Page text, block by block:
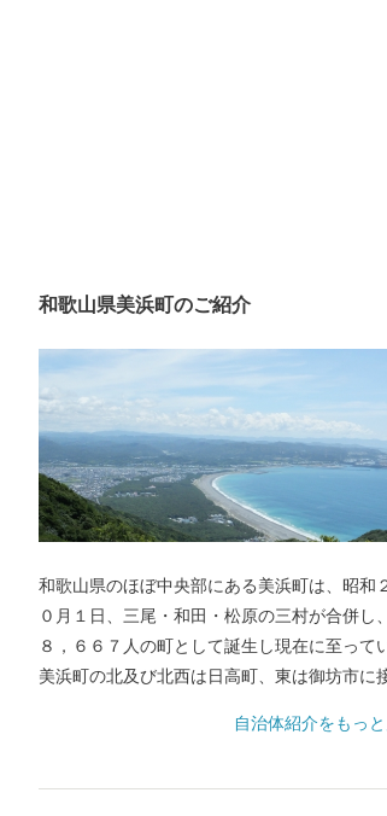
和歌山県美浜町のご紹介
和歌山県のほぼ中央部にある美浜町は、昭和
０月１日、三尾・和田・松原の三村が合併し
８，６６７人の町として誕生し現在に至って
美浜町の北及び北西は日高町、東は御坊市に
ロメートル、南北約２．５キロメートル、面
自治体紹介をもっ